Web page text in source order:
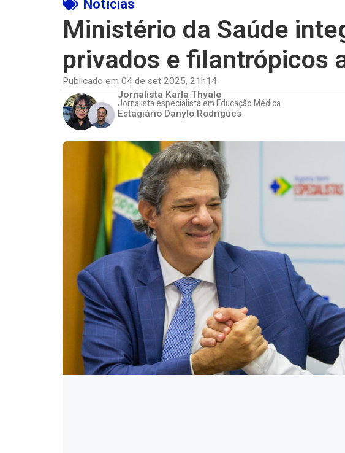
Notícias
Ministério da Saúde
privados e filantrópicos
Publicado em 04 de set 2025, 21h14
Jornalista Karla Thyale
Jornalista especialista em Educação Médica
Estagiário Danylo Rodrigues